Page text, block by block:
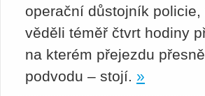
operační důstojník
věděli téměř čtvrt hodiny
na kterém přejezdu
podvodu – stojí. »